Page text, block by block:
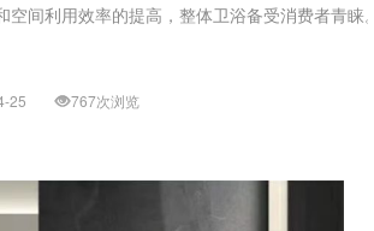
空间利用效率的提高，整体卫浴备受消费者青
25 767次浏览